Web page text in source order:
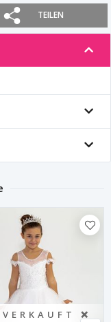
TEILEN
❌